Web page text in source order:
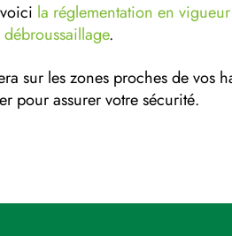
la réglementation en
débroussaillage.
sur les zones proches de vos
pour assurer votre sécurité.